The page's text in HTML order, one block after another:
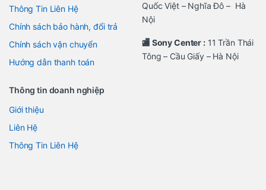
Thông Tin Liên Hệ
Chính sách bảo hành, đổi trả
Chính sách vận chuyển
Hướng dẫn thanh toán
Quốc Việt – Nghĩa Đô – Hà
Nội
🏬 Sony Center :11 Trần Thái
Tông – Cầu Giấy – Hà Nội
Thông tin doanh nghiệp
Giới thiệu
Liên Hệ
Thông Tin Liên Hệ